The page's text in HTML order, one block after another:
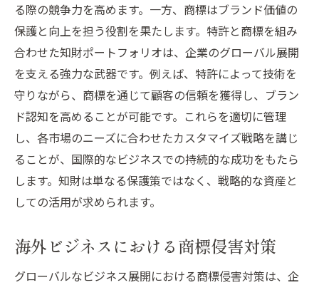
る際の競争力を高めます。一方、商標はブランド価値の
保護と向上を担う役割を果たします。特許と商標を組み
合わせた知財ポートフォリオは、企業のグローバル展開
を支える強力な武器です。例えば、特許によって技術を
守りながら、商標を通じて顧客の信頼を獲得し、ブラン
ド認知を高めることが可能です。これらを適切に管理
し、各市場のニーズに合わせたカスタマイズ戦略を講じ
ることが、国際的なビジネスでの持続的な成功をもたら
します。知財は単なる保護策ではなく、戦略的な資産と
しての活用が求められます。
海外ビジネスにおける商標侵害対策
グローバルなビジネス展開における商標侵害対策は、企